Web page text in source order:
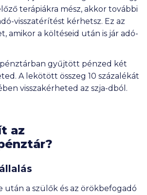
terápiákra mész, akkor további
visszatérítést kérhetsz. Ez az
amikor a költéseid után is jár adó-
gyűjtött pénzed két
A lekötött összeg 10 százalékát
visszakérheted az szja-dból.
az
után a szülők és az örökbefogadó